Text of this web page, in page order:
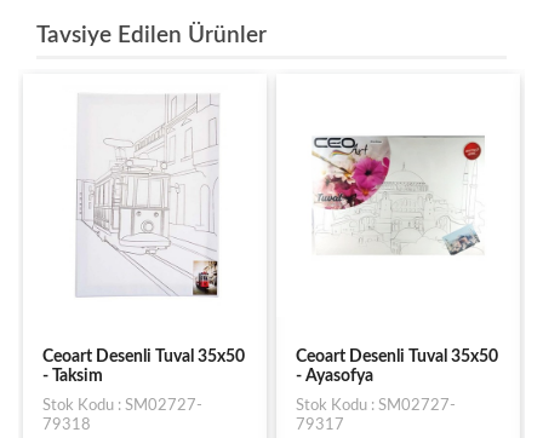
Tavsiye Edilen Ürünler
Tuval 35x50
Ceoart Desenli Tuval 35x50
Stok Kodu : SM02727-
Elif Tuval (40X40)
Barkodu :